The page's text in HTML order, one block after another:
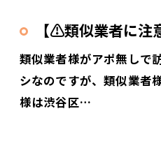
【⚠️類似業者に注
類似業者様がアポ無しで
シなのですが、類似業者
様は渋谷区…